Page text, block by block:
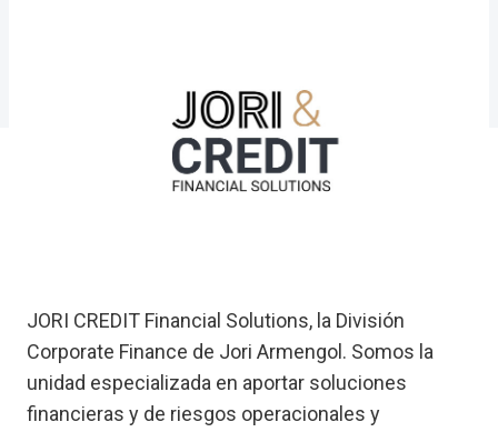
JORI CREDIT Financial Solutions, la División
Corporate Finance de Jori Armengol. Somos la
unidad especializada en aportar soluciones
financieras y de riesgos operacionales y